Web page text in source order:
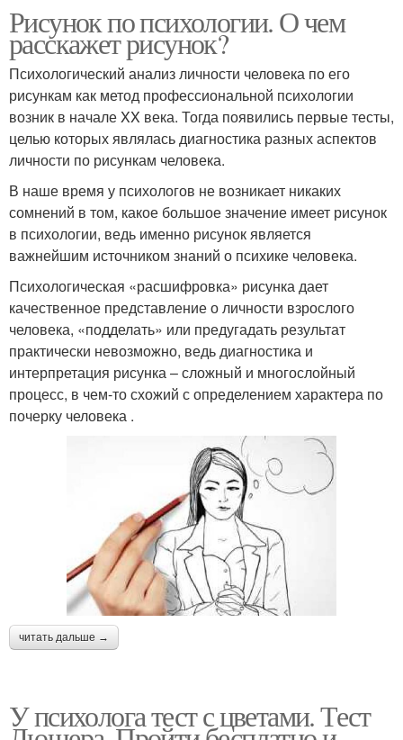
Рисунок по психологии. О чем
расскажет рисунок?
Психологический анализ личности человека по его
рисункам как метод профессиональной психологии
возник в начале XX века. Тогда появились первые тесты,
целью которых являлась диагностика разных аспектов
личности по рисункам человека.
В наше время у психологов не возникает никаких
сомнений в том, какое большое значение имеет рисунок
в психологии, ведь именно рисунок является
важнейшим источником знаний о психике человека.
Психологическая «расшифровка» рисунка дает
качественное представление о личности взрослого
человека, «подделать» или предугадать результат
практически невозможно, ведь диагностика и
интерпретация рисунка – сложный и многослойный
процесс, в чем-то схожий с определением характера по
почерку человека .
читать дальше →
У психолога тест с цветами. Тест